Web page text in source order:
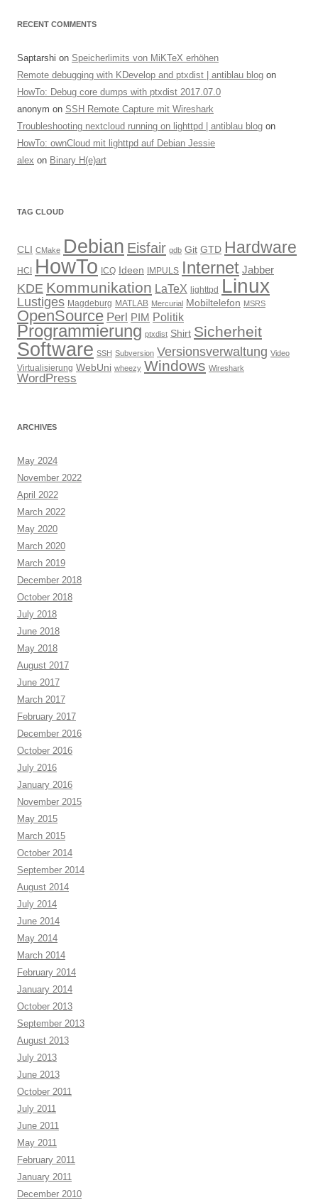
RECENT COMMENTS
Saptarshi on Speicherlimits von MiKTeX erhöhen
Remote debugging with KDevelop and ptxdist | antiblau blog on
HowTo: Debug core dumps with ptxdist 2017.07.0
anonym on SSH Remote Capture mit Wireshark
Troubleshooting nextcloud running on lighttpd | antiblau blog on
HowTo: ownCloud mit lighttpd auf Debian Jessie
alex on Binary H(e)art
TAG CLOUD
CLI CMake Debian Eisfair gdb Git GTD Hardware
HCI HowTo ICQ Ideen IMPULS Internet Jabber
KDE Kommunikation LaTeX lighttpd Linux
Lustiges Magdeburg MATLAB Mercurial Mobiltelefon MSRS
OpenSource Perl PIM Politik
Programmierung ptxdist Shirt Sicherheit
Software SSH Subversion Versionsverwaltung Video
Virtualisierung WebUni wheezy Windows Wireshark
WordPress
ARCHIVES
May 2024
November 2022
April 2022
March 2022
May 2020
March 2020
March 2019
December 2018
October 2018
July 2018
June 2018
May 2018
August 2017
June 2017
March 2017
February 2017
December 2016
October 2016
July 2016
January 2016
November 2015
May 2015
March 2015
October 2014
September 2014
August 2014
July 2014
June 2014
May 2014
March 2014
February 2014
January 2014
October 2013
September 2013
August 2013
July 2013
June 2013
October 2011
July 2011
June 2011
May 2011
February 2011
January 2011
December 2010